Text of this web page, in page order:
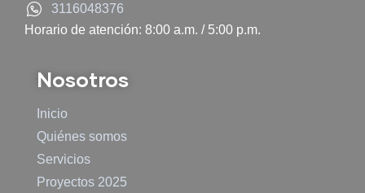
3116048376
Horario de atención: 8:00 a.m. / 5:00 p.m.
Nosotros
Inicio
Quiénes somos
Servicios
Proyectos 2025